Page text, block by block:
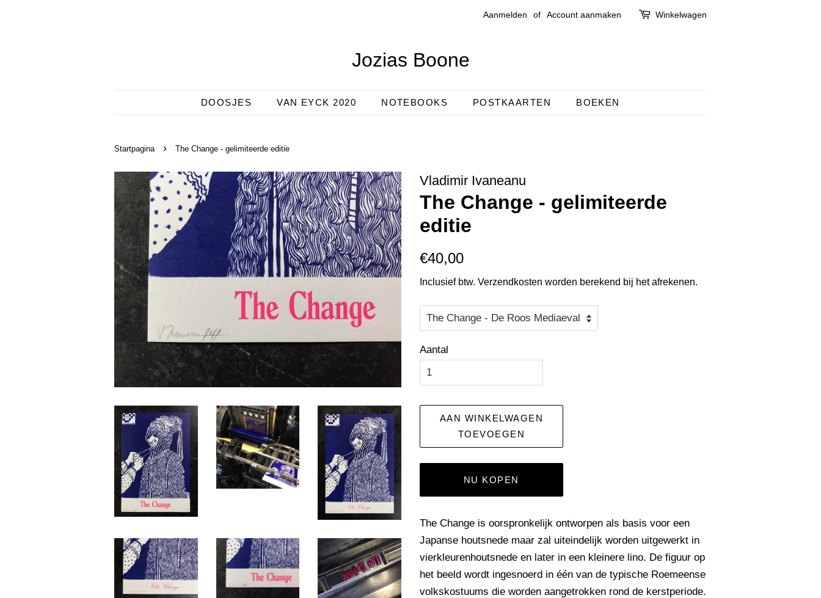
Aanmelden of Account aanmaken Winkelwagen
Jozias Boone
DOOSJES VAN EYCK 2020 NOTEBOOKS POSTKAARTEN BOEKEN
Startpagina › The Change - gelimiteerde editie
Vladimir Ivaneanu
The Change - gelimiteerde
editie
Normale
€40,00
Inclusief btw. Verzendkosten worden berekend bij het afrekenen.
Aantal
AAN WINKELWAGEN
TOEVOEGEN
NU KOPEN
The Change is oorspronkelijk ontworpen als basis voor een
Japanse houtsnede maar zal uiteindelijk worden uitgewerkt in
vierkleurenhoutsnede en later in een kleinere lino. De figuur op
het beeld wordt ingesnoerd in één van de typische Roemeense
volkskostuums die worden aangetrokken rond de kerstperiode.